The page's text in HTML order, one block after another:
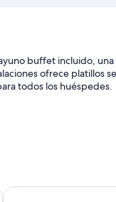
buffet incluido,
ofrece platillos
todos los huéspedes.
y periódicos
Hotel Goldene Traube